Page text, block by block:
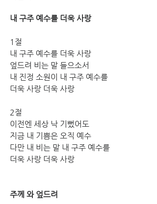
내 구주 예수를 더욱 사랑
1절
내 구주 예수를 더욱 사랑
엎드려 비는 말 들으소서
내 진정 소원이 내 구주 예수를
더욱 사랑 더욱 사랑
2절
이전엔 세상 낙 기뻤어도
지금 내 기쁨은 오직 예수
다만 내 비는 말 내 구주 예수를
더욱 사랑 더욱 사랑
주께 와 엎드려